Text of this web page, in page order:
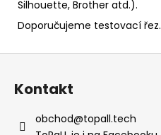
Silhouette, Brother atd.).
Doporučujeme testovací řez.
Kontakt
obchod@topall.tech